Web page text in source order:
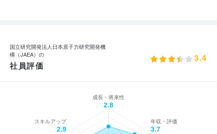
国立研究開発法人日本原子力研究開発機
構（JAEA）の
社員評価
3.4
成長・将来性
2.8
年収・評価
3.7
スキルアップ
2.9